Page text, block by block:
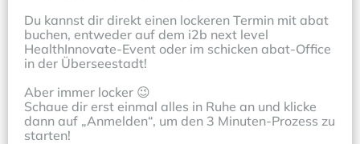
Du kannst dir direkt einen lockeren Termin mit abat
buchen, entweder auf dem i2b next level
HealthInnovate-Event oder im schicken abat-Office
in der Überseestadt!
Aber immer locker 😉
Schaue dir erst einmal alles in Ruhe an und klicke
dann auf „Anmelden“, um den 3 Minuten-Prozess zu
starten!